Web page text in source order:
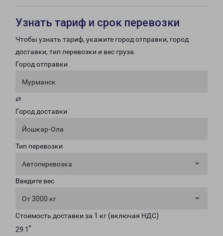
Узнать тариф и срок перевозки
Чтобы узнать тариф, укажите город отправки, город
доставки, тип перевозки и вес груза.
Город отправки
Мурманск
⇄
Город доставки
Йошкар-Ола
Тип перевозки
Автоперевозка
Введите вес
От 3000 кг
Стоимость доставки за 1 кг (включая НДС)
29.1 *